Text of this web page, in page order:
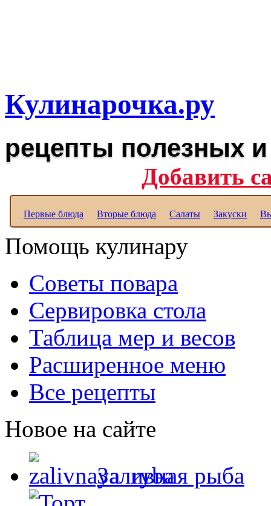
Кулинарочка.ру
рецепты полезных
Добавить
Первые блюда Вторые блюда Салаты Закуски
Помощь кулинару
Советы повара
Сервировка стола
Таблица мер и весов
Расширенное меню
Все рецепты
Новое на сайте
Заливная рыба